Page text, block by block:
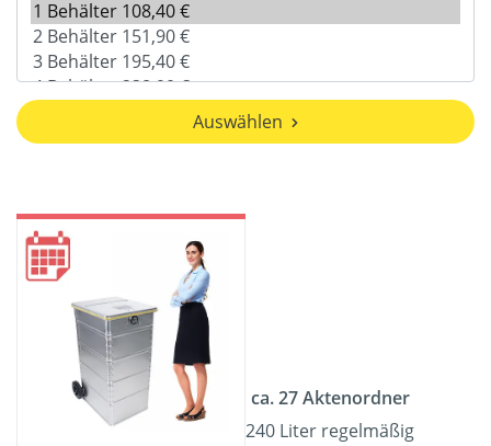
Auswählen
ca. 27 Aktenordner
240 Liter regelmäßig